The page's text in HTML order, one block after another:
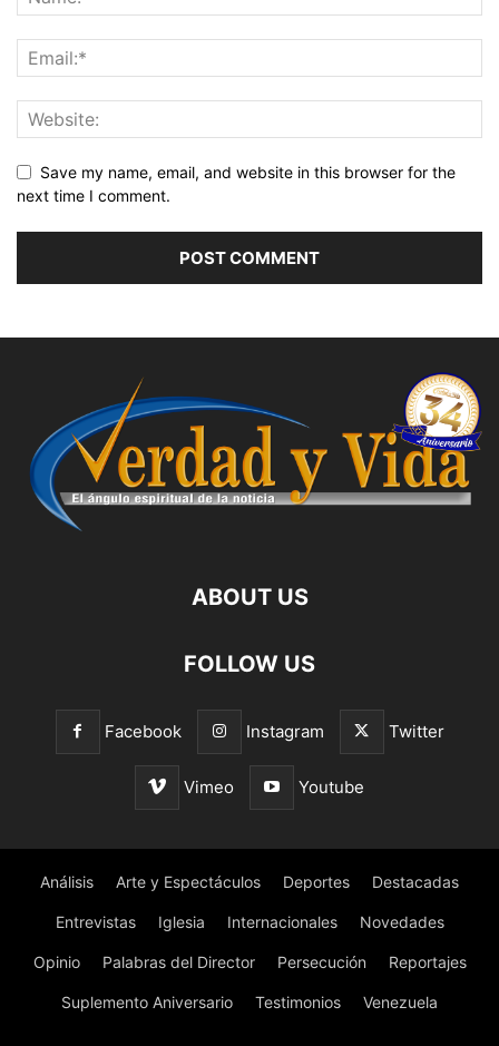
Save my name, email, and website in this browser for the
next time I comment.
ABOUT US
FOLLOW US
Facebook Instagram Twitter
Vimeo Youtube
Análisis Arte y Espectáculos Deportes Destacadas
Entrevistas Iglesia Internacionales Novedades
Opinio Palabras del Director Persecución Reportajes
Suplemento Aniversario Testimonios Venezuela